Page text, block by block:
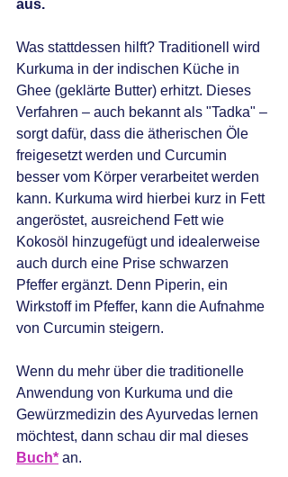
aus.
Was stattdessen hilft? Traditionell wird
Kurkuma in der indischen Küche in
Ghee (geklärte Butter) erhitzt. Dieses
Verfahren – auch bekannt als "Tadka" –
sorgt dafür, dass die ätherischen Öle
freigesetzt werden und Curcumin
besser vom Körper verarbeitet werden
kann. Kurkuma wird hierbei kurz in Fett
angeröstet, ausreichend Fett wie
Kokosöl hinzugefügt und idealerweise
auch durch eine Prise schwarzen
Pfeffer ergänzt. Denn Piperin, ein
Wirkstoff im Pfeffer, kann die Aufnahme
von Curcumin steigern.
Wenn du mehr über die traditionelle
Anwendung von Kurkuma und die
Gewürzmedizin des Ayurvedas lernen
möchtest, dann schau dir mal dieses
Buch* an.